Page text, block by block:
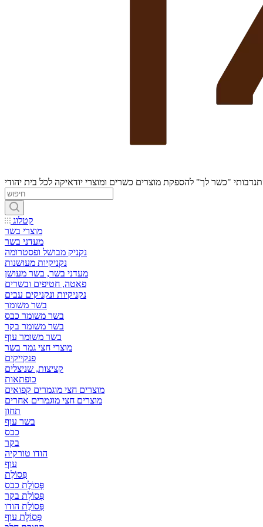
"כשר לך" להספקת מוצרים כשרים ומוצרי יודאיקה לכל בית יהודי
קטלוג
מוצרי בשר
מעדני בשר
נקניק מבושל ופסטרומה
נקניקיות מעושנות
מעדני בשר, בשר מעושן
פאטה, חטיפים ובשרים
נקניקיות ונקניקים עבים
בשר משומר
בשר משומר כבס
בשר משומר בקר
בשר משומר עוף
מוצרי חצי גמר בשר
פנקייקים
קציצות, שניצלים
כופתאות
מוצרים חצי מוגמרים קפואים
מוצרים חצי מוגמרים אחרים
תחון
בשר עוף
כבס
בקר
הודו טורקיה
עוף
פְּסוֹלֶת
פְּסוֹלֶת כבס
פְּסוֹלֶת בקר
פְּסוֹלֶת הודו
פְּסוֹלֶת עוף